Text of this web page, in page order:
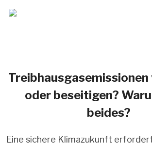
oder beseitigen?
beides?
Eine sichere Klimazukunft